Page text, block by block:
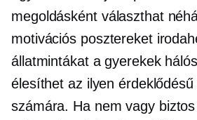
megoldásként választhat
motivációs posztereket
állatmintákat a gyerekek
élesíthet az ilyen
számára. Ha nem vagy